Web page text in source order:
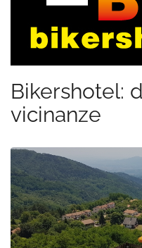
Bikershotel:
vicinanze